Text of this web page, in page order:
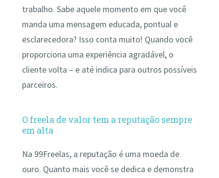
trabalho. Sabe aquele momento em que você
manda uma mensagem educada, pontual e
esclarecedora? Isso conta muito! Quando você
proporciona uma experiência agradável, o
cliente volta – e até indica para outros possíveis
parceiros.
O freela de valor tem a reputação sempre
em alta
Na 99Freelas, a reputação é uma moeda de
ouro. Quanto mais você se dedica e demonstra